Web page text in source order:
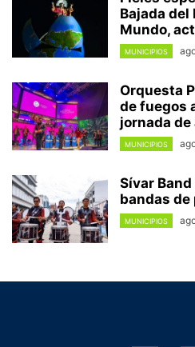
Bajada del
Mundo,
MUNICIPIOS
Orquesta
de fuegos
jornada
MUNICIPIOS
Sívar
bandas de
MUNICIPIOS